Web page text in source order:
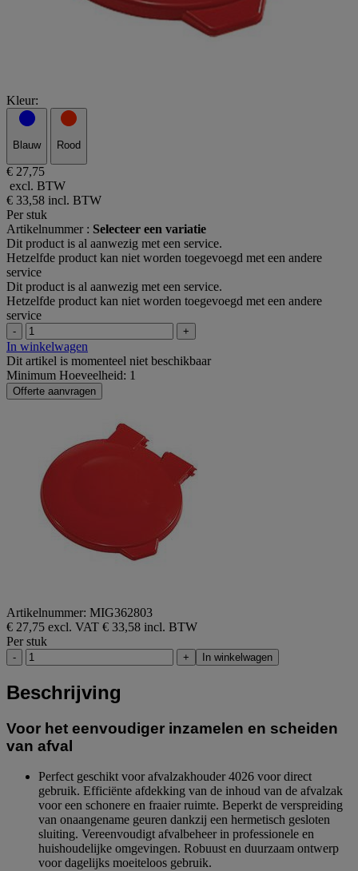
Kleur:
Blauw Rood
€ 27,75
excl. BTW
€ 33,58 incl. BTW
Per stuk
Artikelnummer : Selecteer een variatie
Dit product is al aanwezig met een service.
Hetzelfde product kan niet worden toegevoegd met een andere
service
Dit product is al aanwezig met een service.
Hetzelfde product kan niet worden toegevoegd met een andere
service
- +
In winkelwagen
Dit artikel is momenteel niet beschikbaar
Minimum Hoeveelheid: 1
Offerte aanvragen
Artikelnummer: MIG362803
€ 27,75 excl. VAT € 33,58 incl. BTW
Per stuk
- + In winkelwagen
Beschrijving
Voor het eenvoudiger inzamelen en scheiden
van afval
Perfect geschikt voor afvalzakhouder 4026 voor direct
gebruik. Efficiënte afdekking van de inhoud van de afvalzak
voor een schonere en fraaier ruimte. Beperkt de verspreiding
van onaangename geuren dankzij een hermetisch gesloten
sluiting. Vereenvoudigt afvalbeheer in professionele en
huishoudelijke omgevingen. Robuust en duurzaam ontwerp
voor dagelijks moeiteloos gebruik.